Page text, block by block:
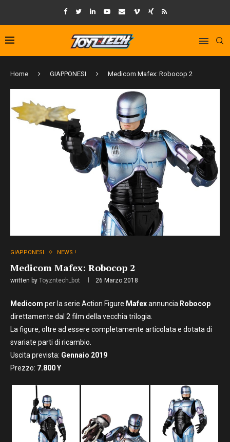
Home GIAPPONESI Medicom Mafex: Robocop 2
GIAPPONESI NEWS !
Medicom Mafex: Robocop 2
written by Toyzntech_bot 26 Marzo 2018
Medicom per la serie Action Figure Mafexannuncia Robocop
direttamente dal 2 film della vecchia trilogia.
La figure, oltre ad essere completamente articolata e dotata di
svariate parti di ricambio.
Uscita prevista: Gennaio 2019
Prezzo: 7.800Y